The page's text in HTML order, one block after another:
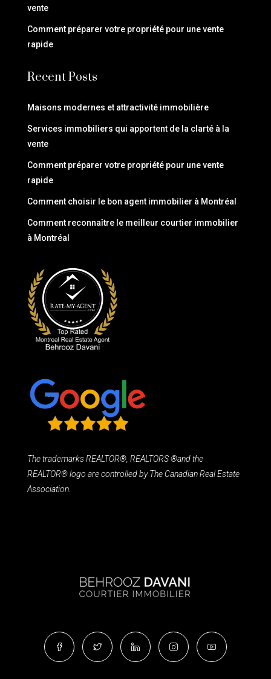
vente
Comment préparer votre propriété pour une vente
rapide
Recent Posts
Maisons modernes et attractivité immobilière
Services immobiliers qui apportent de la clarté à la
vente
Comment préparer votre propriété pour une vente
rapide
Comment choisir le bon agent immobilier à Montréal
Comment reconnaître le meilleur courtier immobilier
à Montréal
The trademarks REALTOR®, REALTORS ®and the
REALTOR® logo are controlled by The Canadian Real Estate
Association.